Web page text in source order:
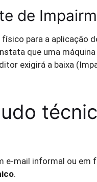
de
para a aplicação
que uma
exigirá a baixa
e-mail informal ou em
.